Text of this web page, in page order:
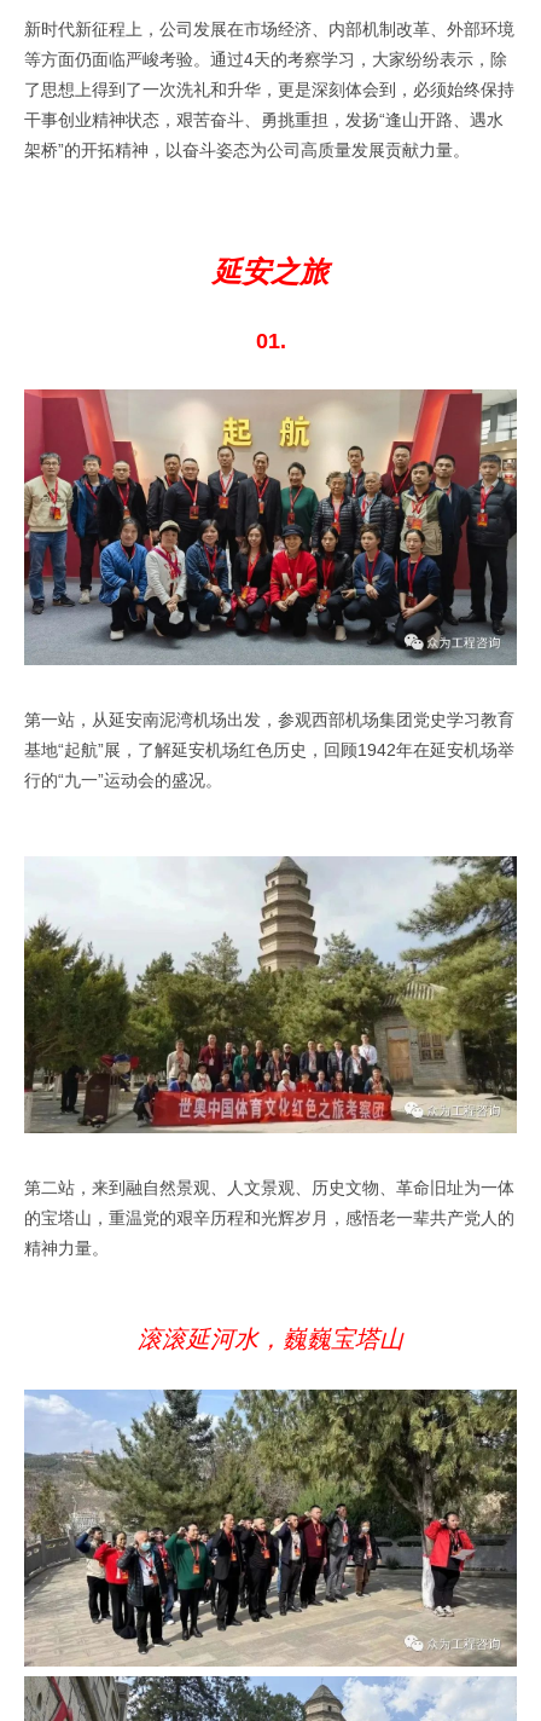
新时代新征程上，公司发展在市场经济、内部机制改革、外部环境
等方面仍面临严峻考验。通过4天的考察学习，大家纷纷表示，除
了思想上得到了一次洗礼和升华，更是深刻体会到，必须始终保持
干事创业精神状态，艰苦奋斗、勇挑重担，发扬“逢山开路、遇水
架桥”的开拓精神，以奋斗姿态为公司高质量发展贡献力量。
延安之旅
01.
第一站，从延安南泥湾机场出发，参观西部机场集团党史学习教育
基地“起航”展，了解延安机场红色历史，回顾1942年在延安机场举
行的“九一”运动会的盛况。
第二站，来到融自然景观、人文景观、历史文物、革命旧址为一体
的宝塔山，重温党的艰辛历程和光辉岁月，感悟老一辈共产党人的
精神力量。
滚滚延河水，巍巍宝塔山